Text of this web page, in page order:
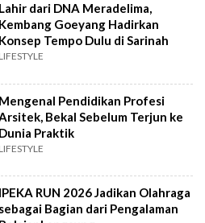
Lahir dari DNA Meradelima,
Kembang Goeyang Hadirkan
Konsep Tempo Dulu di Sarinah
LIFESTYLE
Mengenal Pendidikan Profesi
Bekal Sebelum Terjun ke
Dunia Praktik
LIFESTYLE
IPEKA RUN 2026 Jadikan Olahraga
sebagai Bagian dari Pengalaman